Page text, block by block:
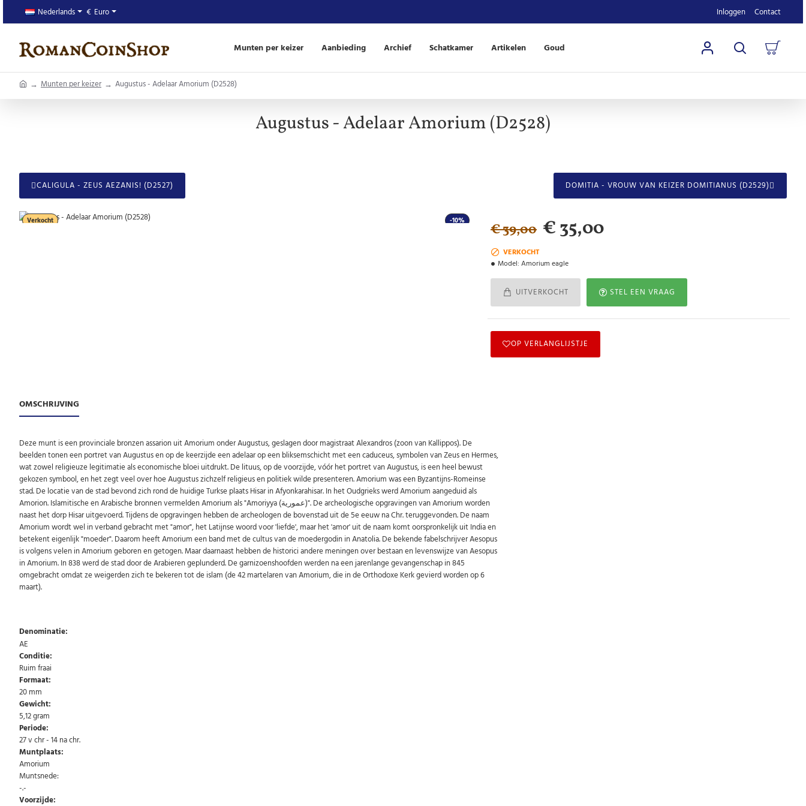
Nederlands € Euro Inloggen Contact
Munten per keizer Aanbieding Archief Schatkamer Artikelen Goud
homeMunten per keizer Augustus - Adelaar Amorium (D2528)
Augustus - Adelaar Amorium (D2528)
CALIGULA - ZEUS AEZANIS! (D2527) DOMITIA - VROUW VAN KEIZER DOMITIANUS (D2529)
-10%
Verkocht
VERKOCHT
Model: Amorium eagle
€ 35,00
€ 39,00
UITVERKOCHT STEL EEN VRAAG
OP VERLANGLIJSTJE
OMSCHRIJVING
Deze munt is een provinciale bronzen assarion uit Amorium onder Augustus, geslagen door magistraat Alexandros (zoon van Kallippos). De
beelden tonen een portret van Augustus en op de keerzijde een adelaar op een bliksemschicht met een caduceus, symbolen van Zeus en Hermes,
wat zowel religieuze legitimatie als economische bloei uitdrukt. De lituus,op de voorzijde, vóór het portret van Augustus, is een heel bewust
gekozen symbool, en het zegt veel overhoe Augustus zichzelf religieus en politiek wilde presenteren. Amorium was een Byzantijns-Romeinse
stad. De locatie van de stad bevond zich rond de huidige Turkse plaats Hisar in Afyonkarahisar. In het Oudgrieks werd Amorium aangeduid als
Amorion. Islamitische en Arabische bronnen vermelden Amorium als "Amoriyya (عمورية)". De archeologische opgravingen van Amorium worden
naast het dorp Hisar uitgevoerd. Tijdens de opgravingen hebben de archeologen de bovenstad uit de 5e eeuw na Chr. teruggevonden. De naam
Amorium wordt wel in verband gebracht met "amor", het Latijnse woord voor 'liefde', maar het 'amor' uit de naam komt oorspronkelijk uit India en
betekent eigenlijk "moeder". Daarom heeft Amorium een band met de cultus van de moedergodin in Anatolia. De bekende fabelschrijver Aesopus
is volgens velen in Amorium geboren en getogen. Maar daarnaast hebben de historici andere meningen over bestaan en levenswijze van Aesopus
in Amorium. In 838 werd de stad door de Arabieren geplunderd. De garnizoenshoofden werden na een jarenlange gevangenschap in 845
omgebracht omdat ze weigerden zich te bekeren tot de islam (de 42 martelaren van Amorium, die in de Orthodoxe Kerk gevierd worden op 6
maart).
Denominatie:
AE
Conditie:
Ruim fraai
Formaat:
20 mm
Gewicht:
5,12 gram
Periode:
27 v chr - 14 na chr.
Muntplaats:
Amorium
Muntsnede:
-.-
Voorzijde: